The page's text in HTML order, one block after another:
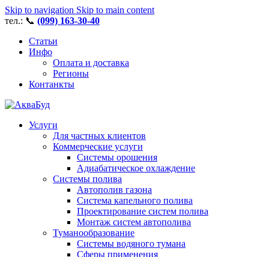
Skip to navigation Skip to main content
тел.: 📞 (099) 163-30-40
Статьи
Инфо
Оплата и доставка
Регионы
Контанкты
Услуги
Для частных клиентов
Коммерческие услуги
Системы орошения
Адиабатическое охлаждение
Системы полива
Автополив газона
Система капельного полива
Проектирование систем полива
Монтаж систем автополива
Туманообразование
Системы водяного тумана
Сферы применения